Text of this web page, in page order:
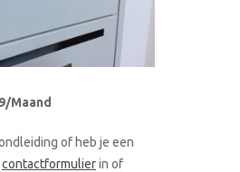
Maand
of heb je een
contactformulierin of